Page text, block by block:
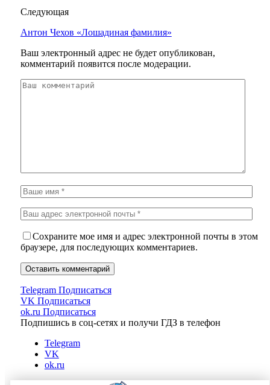
Следующая
Антон Чехов «Лошадиная фамилия»
Ваш электронный адрес не будет опубликован,
комментарий появится после модерации.
Сохраните мое имя и адрес электронной почты в этом
браузере, для последующих комментариев.
Telegram Подписаться
VK Подписаться
ok.ru Подписаться
Подпишись в соц-сетях и получи ГДЗ в телефон
Telegram
VK
ok.ru